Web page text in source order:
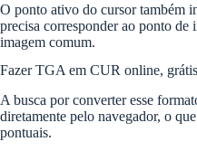
O ponto ativo do cursor também
precisa corresponder ao ponto de
imagem comum.
Fazer TGA em CUR online,
A busca por converter esse
diretamente pelo navegador, o
pontuais.